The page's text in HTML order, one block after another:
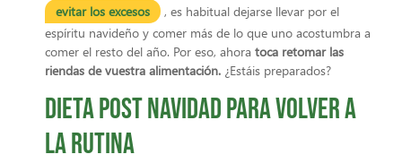
evitar los excesos
, es habitual dejarse llevar por el
espíritu navideño y comer más de lo que uno acostumbra a
comer el resto del año. Por eso, ahora toca retomar las
riendas de vuestra alimentación. ¿Estáis preparados?
Dieta post Navidad para volver a
la rutina